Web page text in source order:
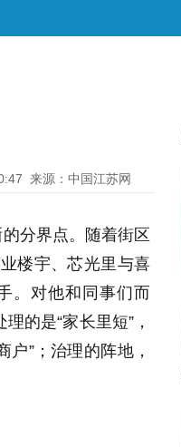
来源：中国江苏网
分界点。随着街区
楼宇、芯光里与喜
。对他和同事们而
的是“家长里短”，
户”；治理的阵地，